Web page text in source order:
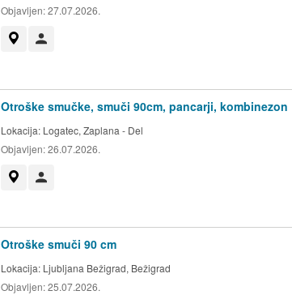
Objavljen:27.07.2026.
Otroške smučke, smuči 90cm, pancarji, kombinezon
Lokacija: Logatec, Zaplana - Del
Objavljen:26.07.2026.
Otroške smuči 90 cm
Lokacija: Ljubljana Bežigrad, Bežigrad
Objavljen:25.07.2026.